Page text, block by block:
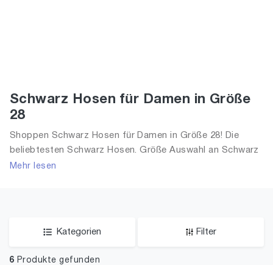
Schwarz Hosen für Damen in Größe
28
Shoppen Schwarz Hosen für Damen in Größe 28! Die
beliebtesten Schwarz Hosen. Größe Auswahl an Schwarz
Hosen in Größe 28 und alle Trends aus 2026 für Frauen!
Mehr lesen
Kategorien Filter
6 Produkte gefunden